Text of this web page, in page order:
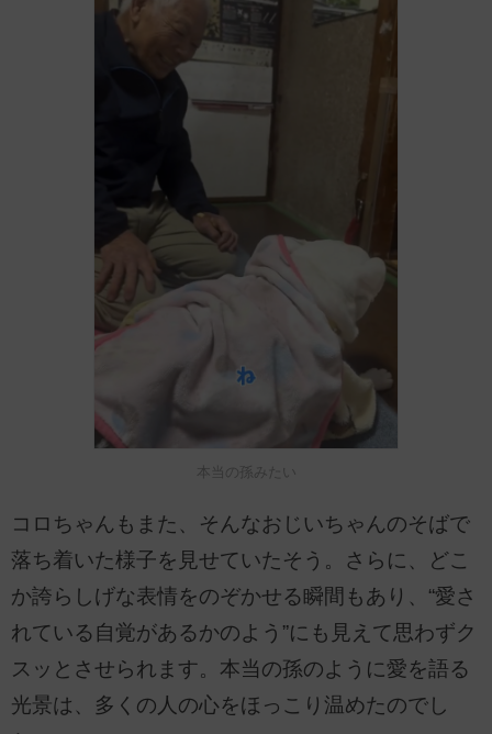
本当の孫みたい
コロちゃんもまた、そんなおじいちゃんのそばで
落ち着いた様子を見せていたそう。さらに、どこ
か誇らしげな表情をのぞかせる瞬間もあり、“愛さ
れている自覚があるかのよう”にも見えて思わずク
スッとさせられます。本当の孫のように愛を語る
光景は、多くの人の心をほっこり温めたのでし